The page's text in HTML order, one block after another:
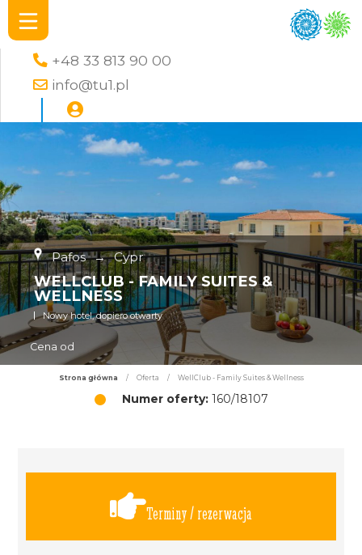
+48 33 813 90 00
info@tu1.pl
Pafos → Cypr
WELLCLUB - FAMILY SUITES &
WELLNESS
Nowy hotel, dopiero otwarty
Cena od
Strona główna / Oferta / WellClub - Family Suites & Wellness
Numer oferty:160/18107
Terminy / rezerwacja